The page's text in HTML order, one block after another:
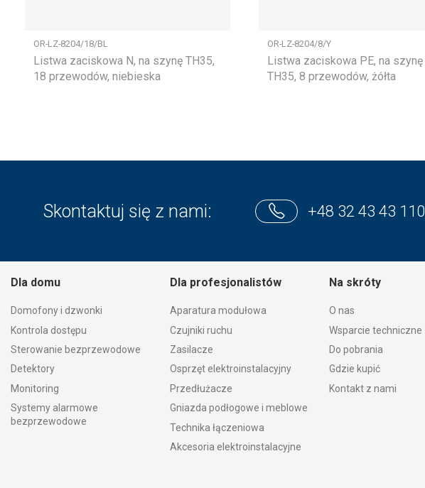
OR-LZ-8204/18/BL
Listwa zaciskowa N, na szynę TH35,
18 przewodów, niebieska
OR-LZ-8204/8/Y
Listwa zaciskowa PE, na szynę
TH35, 8 przewodów, żółta
Skontaktuj się z nami: +48 32 43 43 110
Dla domu
Domofony i dzwonki
Kontrola dostępu
Sterowanie bezprzewodowe
Detektory
Monitoring
Systemy alarmowe
bezprzewodowe
Dla profesjonalistów
Aparatura modułowa
Czujniki ruchu
Zasilacze
Osprzęt elektroinstalacyjny
Przedłużacze
Gniazda podłogowe i meblowe
Technika łączeniowa
Akcesoria elektroinstalacyjne
Na skróty
O nas
Wsparcie techniczne
Do pobrania
Gdzie kupić
Kontakt z nami